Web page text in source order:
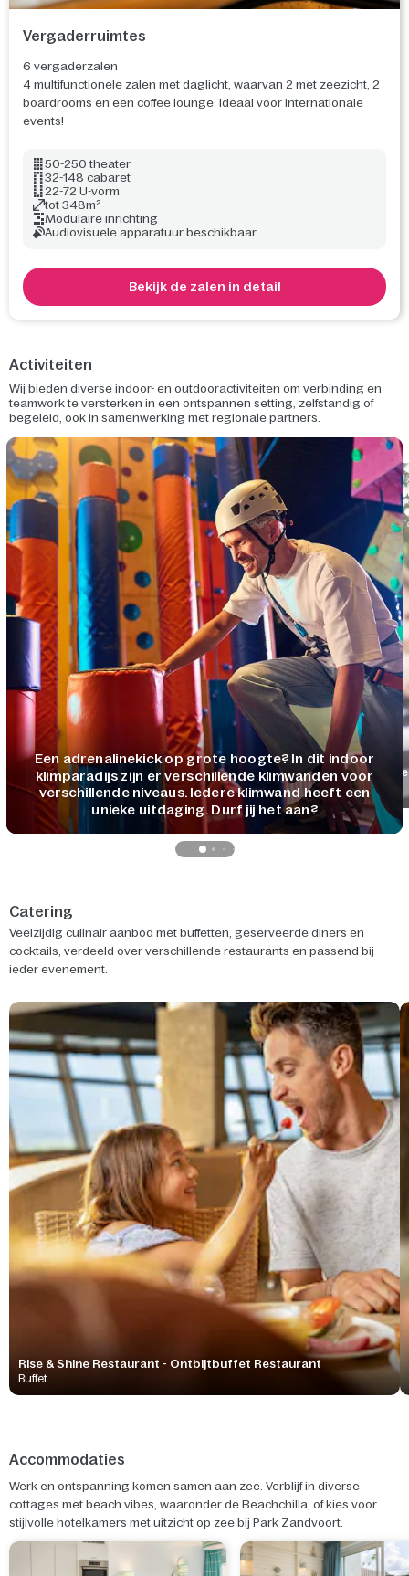
Vergaderruimtes
6 vergaderzalen
4 multifunctionele zalen met daglicht, waarvan 2 met zeezicht, 2
boardrooms en een coffee lounge. Ideaal voor internationale
events!
50-250 theater
32-148 cabaret
22-72 U-vorm
tot 348m²
Modulaire inrichting
Audiovisuele apparatuur beschikbaar
Bekijk de zalen in detail
Activiteiten
Wij bieden diverse indoor- en outdooractiviteiten om verbinding en
teamwork te versterken in een ontspannen setting, zelfstandig of
begeleid, ook in samenwerking met regionale partners.
Een adrenalinekick op grote hoogte? In dit indoor
klimparadijs zijn er verschillende klimwanden voor
verschillende niveaus. Iedere klimwand heeft een
unieke uitdaging. Durf jij het aan?
Catering
Veelzijdig culinair aanbod met buffetten, geserveerde diners en
cocktails, verdeeld over verschillende restaurants en passend bij
ieder evenement.
Rise & Shine Restaurant - Ontbijtbuffet Restaurant
Buffet
Accommodaties
Werk en ontspanning komen samen aan zee. Verblijf in diverse
cottages met beach vibes, waaronder de Beachchilla, of kies voor
stijlvolle hotelkamers met uitzicht op zee bij Park Zandvoort.